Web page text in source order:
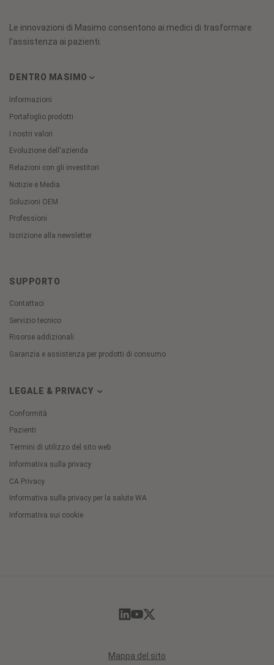
Le innovazioni di Masimo consentono ai medici di trasformare
l'assistenza ai pazienti.
DENTRO MASIMO
Informazioni
Portafoglio prodotti
I nostri valori
Evoluzione dell'azienda
Relazioni con gli investitori
Notizie e Media
Soluzioni OEM
Professioni
Iscrizione alla newsletter
SUPPORTO
Contattaci
Servizio tecnico
Risorse addizionali
Garanzia e assistenza per prodotti di consumo
LEGALE & PRIVACY
Conformità
Pazienti
Termini di utilizzo del sito web
Informativa sulla privacy
CA Privacy
Informativa sulla privacy per la salute WA
Informativa sui cookie
Mappa del sito